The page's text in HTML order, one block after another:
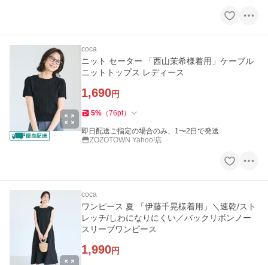
coca
ニット セーター 「西山茉希様着用」ケーブル
ニットトップス レディース
1,690円
5% （76pt）
即日配送ご指定の場合のみ、1〜2日で発送
ZOZOTOWN Yahoo!店
coca
ワンピース 夏 「伊藤千晃様着用」＼速乾/スト
レッチ/しわになりにくい／バックリボンノー
スリーブワンピース
1,990円